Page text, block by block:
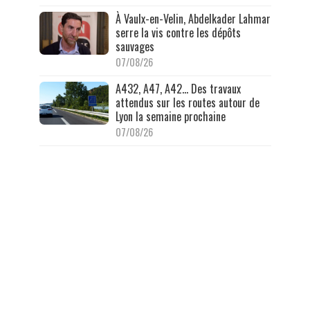
À Vaulx-en-Velin, Abdelkader Lahmar
serre la vis contre les dépôts
sauvages
07/08/26
A432, A47, A42… Des travaux
attendus sur les routes autour de
Lyon la semaine prochaine
07/08/26